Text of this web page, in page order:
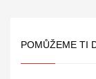
POMŮŽEME TI